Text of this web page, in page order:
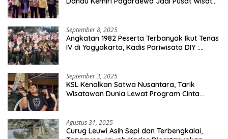
September 8, 2025
Angkatan 1982 Peserta Terbanyak Ikut Tenas
IV di Yogyakarta, Kadis Pariwisata DIY :
September 3, 2025
KSL Kenalkan Satwa Nusantara, Tarik
Wisatawan Dunia Lewat Program Cinta
Agustus 31, 2025
Curug Leuwi Asih Sepi dan Terbengkalai,